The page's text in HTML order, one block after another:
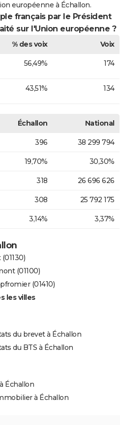
européenne à Échallon.
français par le Président
sur l'Union européenne ?
% des voix
Voix
56,49% 174
43,51% 134
Échallon National
396 38 299 794
19,70% 30,30%
318 26 696 626
308 25 792 175
3,14% 3,37%
(01100)
(01410)
les villes
du brevet à Échallon
du BTS à Échallon
Échallon
à Échallon